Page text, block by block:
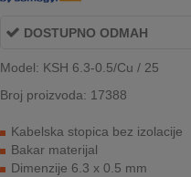
DOSTUPNO ODMAH
Model: KSH 6.3-0.5/Cu / 25
Broj proizvoda: 17388
Kabelska stopica bez izolacije
Bakar materijal
Dimenzije 6.3 x 0.5 mm